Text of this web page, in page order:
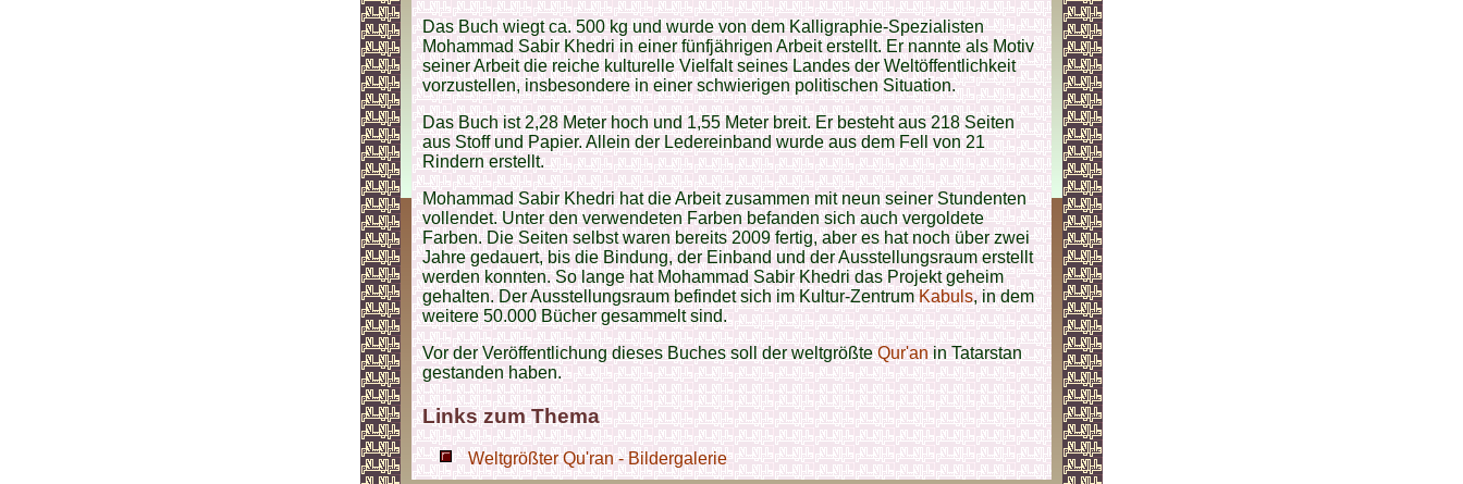
Das Buch wiegt ca. 500 kg und wurde von dem Kalligraphie-Spezialisten
Mohammad Sabir Khedri in einer fünfjährigen Arbeit erstellt. Er nannte als Motiv
seiner Arbeit die reiche kulturelle Vielfalt seines Landes der Weltöffentlichkeit
vorzustellen, insbesondere in einer schwierigen politischen Situation.
Das Buch ist 2,28 Meter hoch und 1,55 Meter breit. Er besteht aus 218 Seiten
aus Stoff und Papier. Allein der Ledereinband wurde aus dem Fell von 21
Rindern erstellt.
Mohammad Sabir Khedri hat die Arbeit zusammen mit neun seiner Stundenten
vollendet. Unter den verwendeten Farben befanden sich auch vergoldete
Farben. Die Seiten selbst waren bereits 2009 fertig, aber es hat noch über zwei
Jahre gedauert, bis die Bindung, der Einband und der Ausstellungsraum erstellt
werden konnten. So lange hat Mohammad Sabir Khedri das Projekt geheim
gehalten. Der Ausstellungsraum befindet sich im Kultur-ZentrumKabuls, in dem
weitere 50.000 Bücher gesammelt sind.
Vor der Veröffentlichung dieses Buches soll der weltgrößteQur'anin Tatarstan
gestanden haben.
Links zum Thema
Weltgrößter Qu'ran - Bildergalerie